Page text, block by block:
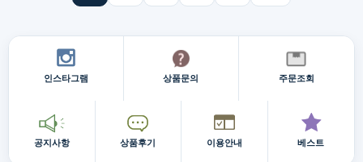
인스타그램 상품문의 주문조회
공지사항 상품후기 이용안내 베스트